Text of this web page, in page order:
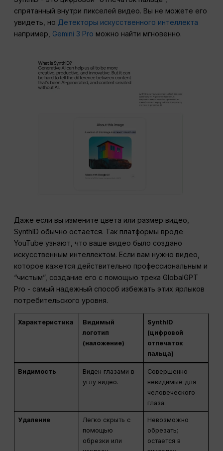
спрятанный внутри пикселей видео. Вы не можете его
увидеть, но Детекторы искусственного интеллекта
например, Gemini 3 Pro можно найти мгновенно.
Даже если вы измените цвета или размер видео,
SynthID обычно остается. Так платформы вроде
YouTube узнают, что ваше видео было создано
искусственным интеллектом. Если вам нужно видео,
которое кажется действительно профессиональным и
“чистым”, создание его с помощью трека GlobalGPT
Pro - самый надежный способ избежать этих ярлыков
потребительского уровня.
Характеристика
Видимый
логотип
(наложение)
SynthID
(цифровой
отпечаток
пальца)
Видимость
Виден глазами в
углу видео.
Совершенно
невидимые для
человеческого
глаза.
Удаление
Легко скрыть с
помощью
обрезки или
Невозможно
обрезать;
остается в